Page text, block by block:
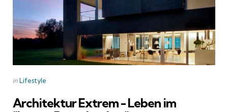
Posted
inLifestyle
Architektur Extrem - Leben im